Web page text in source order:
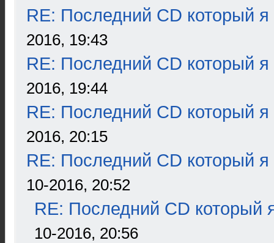
RE: Последний CD который я
2016, 19:43
RE: Последний CD который я
2016, 19:44
RE: Последний CD который я
2016, 20:15
RE: Последний CD который я
10-2016, 20:52
RE: Последний CD который
10-2016, 20:56